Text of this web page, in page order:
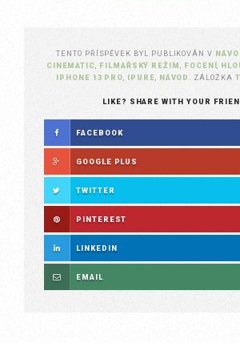
TENTO PŘÍSPĚVEK BYL PUBLIKOVÁN V
CINEMATIC
FILMAŘSKÝ REŽIM FOCENÍ
IPHONE 13 PRO
IPURE NÁVOD . ZÁLOŽKA
LIKE? SHARE WITH YOUR
FACEBOOK
GOOGLE PLUS
TWITTER
PINTEREST
LINKEDIN
EMAIL